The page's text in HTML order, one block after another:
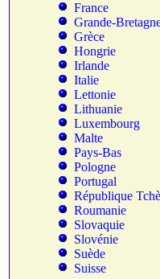
France
Grande-
Grèce
Hongrie
Irlande
Italie
Lettonie
Lithuanie
Luxembourg
Malte
Pays-Bas
Pologne
Portugal
République
Roumanie
Slovaquie
Slovénie
Suède
Suisse